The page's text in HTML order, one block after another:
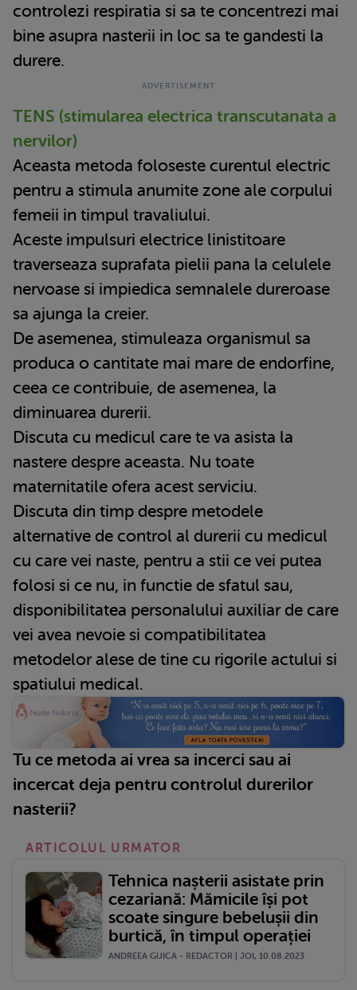
controlezi respiratia si sa te concentrezi mai
bine asupra nasterii in loc sa te gandesti la
durere.
TENS (stimularea electrica transcutanata a
nervilor)
Aceasta metoda foloseste curentul electric
pentru a stimula anumite zone ale corpului
femeii in timpul travaliului.
Aceste impulsuri electrice linistitoare
traverseaza suprafata pielii pana la celulele
nervoase si impiedica semnalele dureroase
sa ajunga la creier.
De asemenea, stimuleaza organismul sa
produca o cantitate mai mare de endorfine,
ceea ce contribuie, de asemenea, la
diminuarea durerii.
Discuta cu medicul care te va asista la
nastere despre aceasta. Nu toate
maternitatile ofera acest serviciu.
Discuta din timp despre metodele
alternative de control al durerii cu medicul
cu care vei naste, pentru a stii ce vei putea
folosi si ce nu, in functie de sfatul sau,
disponibilitatea personalului auxiliar de care
vei avea nevoie si compatibilitatea
metodelor alese de tine cu rigorile actului si
spatiului medical.
Tu ce metoda ai vrea sa incerci sau ai
incercat deja pentru controlul durerilor
nasterii?
ARTICOLUL URMATOR
Tehnica nașterii asistate prin
cezariană: Mămicile își pot
scoate singure bebelușii din
burtică, în timpul operației
ANDREEA GUICA - REDACTOR | JOI, 10.08.2023